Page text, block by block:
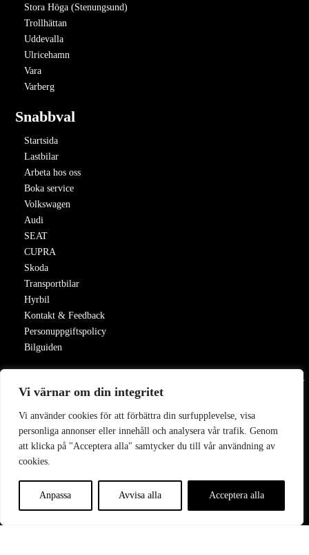
Vi värnar om din integritet
Vi använder cookies för att förbättra din surfupplevelse, visa
personliga annonser eller innehåll och analysera vår trafik. Genom
att klicka på "Acceptera alla" samtycker du till vår användning av
cookies.
Anpassa Avvisa alla Acceptera alla
Stora Höga (Stenungsund)
Trollhättan
Uddevalla
Ulricehamn
Vara
Varberg
Snabbval
Startsida
Lastbilar
Arbeta hos oss
Boka service
Volkswagen
Audi
SEAT
CUPRA
Skoda
Transportbilar
Hyrbil
Kontakt & Feedback
Personuppgiftspolicy
Bilguiden